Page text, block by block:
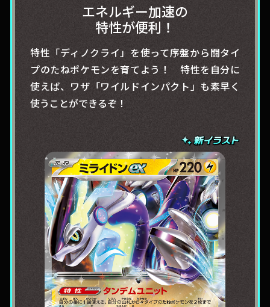
エネルギー加速の
特性が便利！
特性「ディノクライ」を使って序盤から闘タイ
プのたねポケモンを育てよう！ 特性を自分に
使えば、ワザ「ワイルドインパクト」も素早く
使うことができるぞ！